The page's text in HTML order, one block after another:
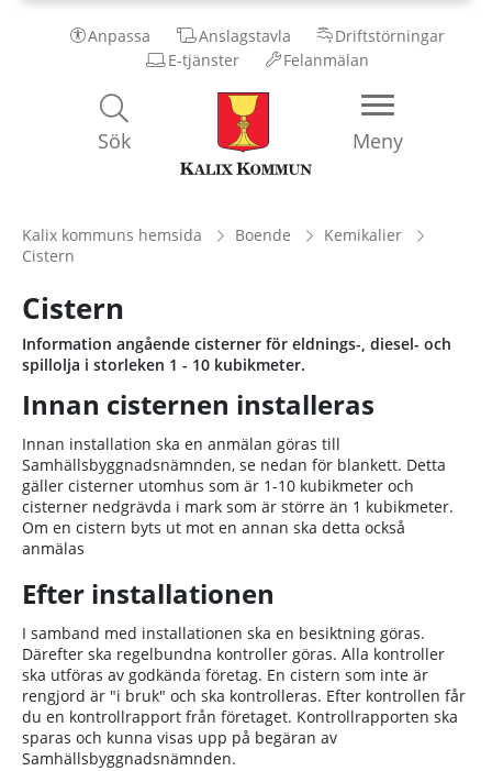
Anpassa Anslagstavla
Driftstörningar
E-tjänster
Felanmälan
Kalix
Kommun
Meny
Sök
Kalix kommuns hemsida Boende
Kemikalier
Cistern
Cistern
Information angående cisterner för eldnings-, diesel- och
spillolja i storleken 1 - 10 kubikmeter.
Innan cisternen installeras
Innan installation ska en anmälan göras till
Samhällsbyggnadsnämnden, se nedan för blankett. Detta
gäller cisterner utomhus som är 1-10 kubikmeter och
cisterner nedgrävda i mark som är större än 1 kubikmeter.
Om en cistern byts ut mot en annan ska detta också
anmälas
Efter installationen
I samband med installationen ska en besiktning göras.
Därefter ska regelbundna kontroller göras. Alla kontroller
ska utföras av godkända företag. En cistern som inte är
rengjord är "i bruk" och ska kontrolleras. Efter kontrollen får
du en kontrollrapport från företaget. Kontrollrapporten ska
sparas och kunna visas upp på begäran av
Samhällsbyggnadsnämnden.